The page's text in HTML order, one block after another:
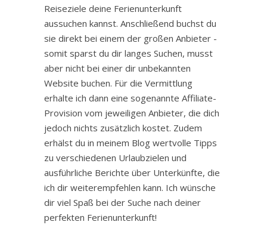
Reiseziele deine Ferienunterkunft
aussuchen kannst. Anschließend buchst du
sie direkt bei einem der großen Anbieter -
somit sparst du dir langes Suchen, musst
aber nicht bei einer dir unbekannten
Website buchen. Für die Vermittlung
erhalte ich dann eine sogenannte Affiliate-
Provision vom jeweiligen Anbieter, die dich
jedoch nichts zusätzlich kostet. Zudem
erhälst du in meinem Blog wertvolle Tipps
zu verschiedenen Urlaubzielen und
ausführliche Berichte über Unterkünfte, die
ich dir weiterempfehlen kann. Ich wünsche
dir viel Spaß bei der Suche nach deiner
perfekten Ferienunterkunft!